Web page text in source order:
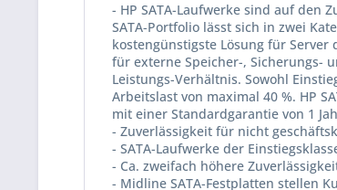
- HP SATA-Laufwerke sind auf den
SATA-Portfolio lässt sich in zwei
kostengünstigste Lösung für
für externe Speicher-, Sicherungs-
Leistungs-Verhältnis. Sowohl
Arbeitslast von maximal 40 %. HP
mit einer Standardgarantie von 1
- Zuverlässigkeit für nicht
- SATA-Laufwerke der
- Ca. zweifach höhere
- Midline SATA-Festplatten stellen